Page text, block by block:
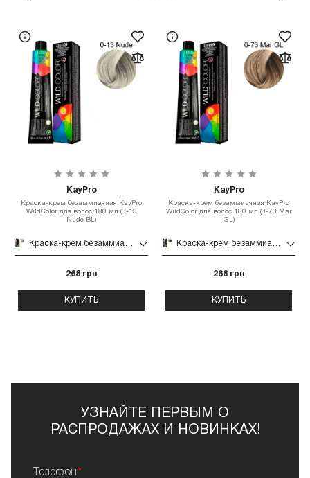
KayPro
Краска-крем безаммиачная KayPro
WildColor для волос 180 мл (0-13
Nude BL)
268 грн
КУПИТЬ
KayPro
Краска-крем безаммиачная KayPro
WildColor для волос 180 мл (0-73 Mar
GL)
268 грн
КУПИТЬ
УЗНАЙТЕ ПЕРВЫМ О
РАСПРОДАЖАХ И НОВИНКАХ!
Телефон